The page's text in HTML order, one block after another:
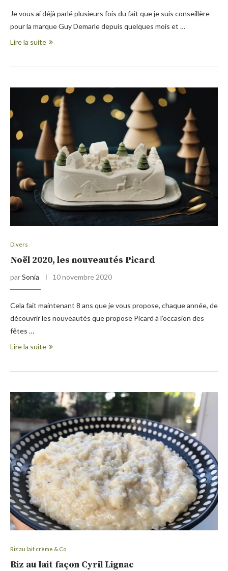
Je vous ai déjà parlé plusieurs fois du fait que je suis conseillère
pour la marque Guy Demarle depuis quelques mois et …
Lire la suite
Divers
Noël 2020, les nouveautés Picard
parSonia 10 novembre 2020
Cela fait maintenant 8 ans que je vous propose, chaque année, de
découvrir les nouveautés que propose Picard à l’occasion des
fêtes …
Lire la suite
Riz au lait crème & Co
Riz au lait façon Cyril Lignac